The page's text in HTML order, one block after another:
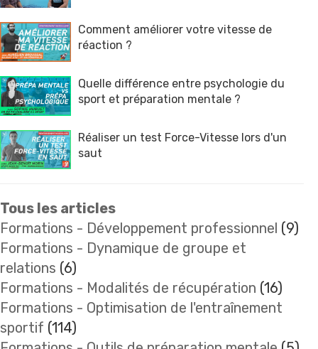
Comment améliorer votre vitesse de
réaction ?
Quelle différence entre psychologie du
sport et préparation mentale ?
Réaliser un test Force-Vitesse lors d'un
saut
Tous les articles
Formations - Développement professionnel (9)
Formations - Dynamique de groupe et
relations (6)
Formations - Modalités de récupération (16)
Formations - Optimisation de l'entraînement
sportif (114)